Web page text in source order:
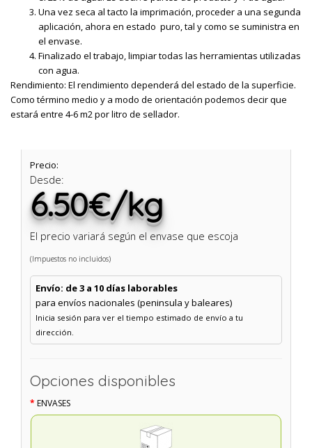
Una vez seca al tacto la imprimación, proceder a una segunda
aplicación, ahora en estado puro, tal y como se suministra en
el envase.
Finalizado el trabajo, limpiar todas las herramientas utilizadas
con agua.
Rendimiento: El rendimiento dependerá del estado de la superficie.
Como término medio y a modo de orientación podemos decir que
estará entre 4-6 m2 por litro de sellador.
Precio:
Desde:
6.50€/kg
El precio variará según el envase que escoja
(Impuestos no incluidos)
Envío: de 3 a 10 días laborables
para envíos nacionales (peninsula y baleares)
Inicia sesión para ver el tiempo estimado de envío a tu
dirección.
Opciones disponibles
ENVASES